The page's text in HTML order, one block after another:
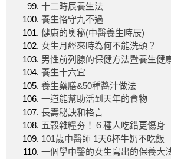
十二時辰養生法
養生恪守九不過
健康的奧秘(中醫養生時辰)
女生月經來時為何不能洗頭？
男性前列腺的保健方法暨養生健
養生十六宜
養生藥膳&50種醬汁做法
一道能幫助活到天年的食物
長壽秘訣和格言
五穀雜糧夯！６種人吃錯更傷身
101歲中醫師 1天6杯牛奶不吃飯
一個學中醫的女生寫出的保養大